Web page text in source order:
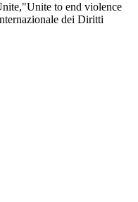
to end violence
dei Diritti